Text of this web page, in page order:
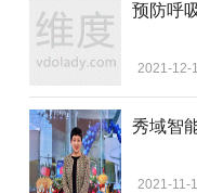
预防呼
2021-12-
秀域智
2021-11-